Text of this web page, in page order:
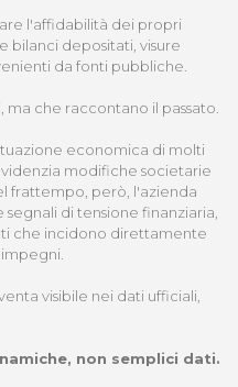
l'affidabilità dei propri
bilanci depositati, visure
da fonti pubbliche.
che raccontano il passato.
economica di molti
modifiche societarie
frattempo, però, l'azienda
di tensione finanziaria,
che incidono direttamente
visibile nei dati ufficiali,
non semplici dati.